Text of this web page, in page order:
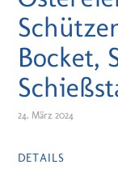
Bocket,
24. März 2024
DETAILS